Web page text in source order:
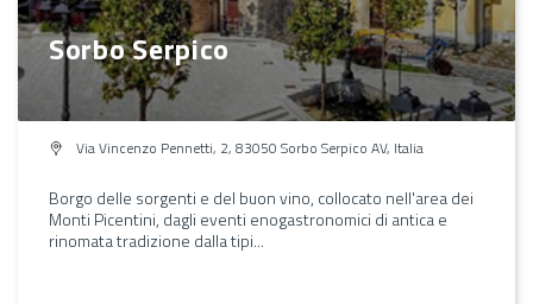
Sorbo Serpico
Via Vincenzo Pennetti, 2, 83050 Sorbo Serpico AV, Italia
Borgo delle sorgenti e del buon vino, collocato nell'area dei
Monti Picentini, dagli eventi enogastronomici di antica e
rinomata tradizione dalla tipi...